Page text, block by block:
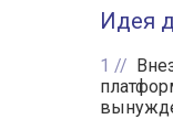
Идея
1